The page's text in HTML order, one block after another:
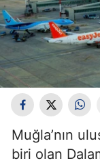
Muğla’nın
biri olan